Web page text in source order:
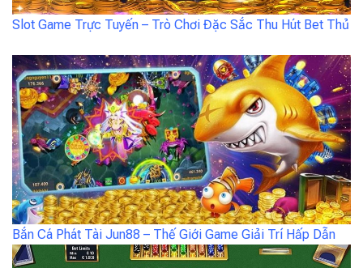
Slot Game Trực Tuyến – Trò Chơi Đặc Sắc Thu Hút Bet Thủ
Bắn Cá Phát Tài Jun88 – Thế Giới Game Giải Trí Hấp Dẫn